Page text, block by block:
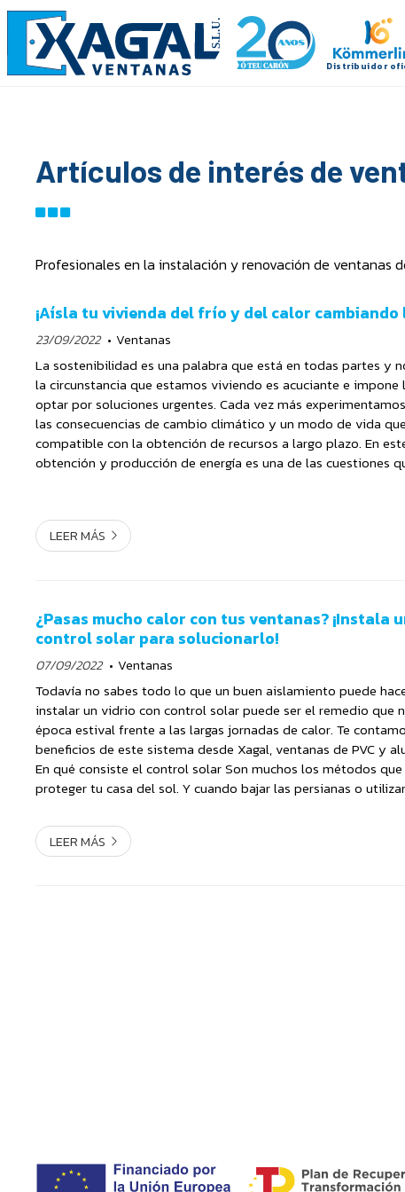
Artículos de interés de
Profesionales en la instalación y renovación de ventanas
¡Aísla tu vivienda del frío y del calor cambiando
23/09/2022 Ventanas
La sostenibilidad es una palabra que está en todas partes y
la circunstancia que estamos viviendo es acuciante e impone
optar por soluciones urgentes. Cada vez más
las consecuencias de cambio climático y un modo de vida
compatible con la obtención de recursos a largo plazo. En
obtención y producción de energía es una de las cuestiones
LEER MÁS
¿Pasas mucho calor con tus ventanas? ¡Instala
control solar para solucionarlo!
07/09/2022 Ventanas
Todavía no sabes todo lo que un buen aislamiento puede
instalar un vidrio con control solar puede ser el remedio que
época estival frente a las largas jornadas de calor. Te
beneficios de este sistema desde Xagal, ventanas de PVC y
En qué consiste el control solar Son muchos los métodos
proteger tu casa del sol. Y cuando bajar las persianas o
LEER MÁS